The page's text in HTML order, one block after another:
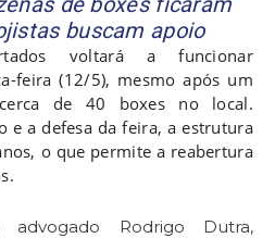
buscam apoio
voltará a funcionar
feira (12/5), mesmo após um
de 40 boxes no local.
e a defesa da feira, a estrutura
o que permite a reabertura
Rodrigo Dutra,